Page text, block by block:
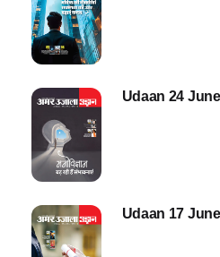
Udaan 24
Udaan 17